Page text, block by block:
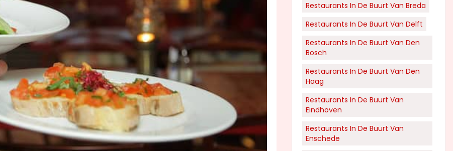
Restaurants In De Buurt Van Breda
Restaurants In De Buurt Van Delft
Restaurants In De Buurt Van Den
Bosch
Restaurants In De Buurt Van Den
Haag
Restaurants In De Buurt Van
Eindhoven
Restaurants In De Buurt Van
Enschede